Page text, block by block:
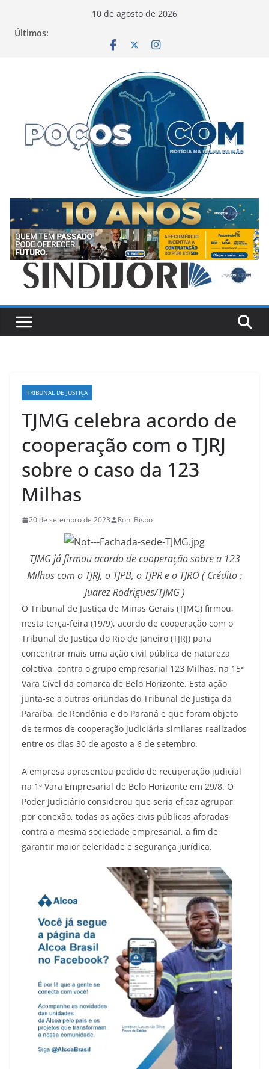
10 de agosto de 2026
Últimos:
TRIBUNAL DE JUSTIÇA
TJMG celebra acordo de
cooperação com o TJRJ
sobre o caso da 123
Milhas
20 de setembro de 2023 Roni Bispo
TJMG já firmou acordo de cooperação sobre a 123
Milhas com o TJRJ, o TJPB, o TJPR e o TJRO ( Crédito :
Juarez Rodrigues/TJMG )
O Tribunal de Justiça de Minas Gerais (TJMG) firmou,
nesta terça-feira (19/9), acordo de cooperação com o
Tribunal de Justiça do Rio de Janeiro (TJRJ) para
concentrar mais uma ação civil pública de natureza
coletiva, contra o grupo empresarial 123 Milhas, na 15ª
Vara Cível da comarca de Belo Horizonte. Esta ação
junta-se a outras oriundas do Tribunal de Justiça da
Paraíba, de Rondônia e do Paraná e que foram objeto
de termos de cooperação judiciária similares realizados
entre os dias 30 de agosto a 6 de setembro.
A empresa apresentou pedido de recuperação judicial
na 1ª Vara Empresarial de Belo Horizonte em 29/8. O
Poder Judiciário considerou que seria eficaz agrupar,
por conexão, todas as ações civis públicas aforadas
contra a mesma sociedade empresarial, a fim de
garantir maior celeridade e segurança jurídica.